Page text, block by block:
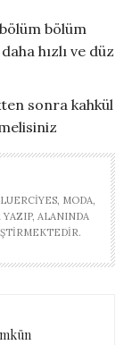
bölüm
hızlı ve düz
sonra kahkül
MODA,
ALANINDA